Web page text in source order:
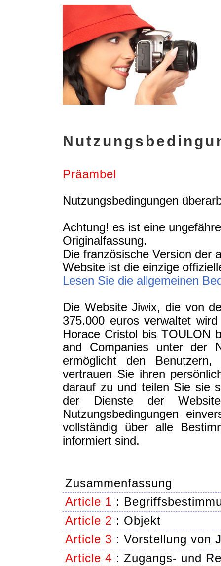
Präambel
Nutzungsbedingungen
Achtung! es ist eine
Originalfassung.
Die französische Version der
Website ist die einzige
Lesen Sie die allgemeinen
Die Website Jiwix, die von
375.000 euros verwaltet
Horace Cristol bis TOULON
and Companies unter der
ermöglicht den
vertrauen Sie ihren
darauf zu und teilen Sie sie
der Dienste der
Nutzungsbedingungen
vollständig über alle
informiert sind.
Zusammenfassung
Article 1 :
Article 2 : Objekt
Article 3 : Vorstellung von
Article 4 : Zugangs- und